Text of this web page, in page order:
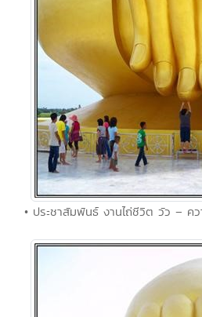
• ประชาสัมพันธ์ งานไถ่ชีวิต วัว –